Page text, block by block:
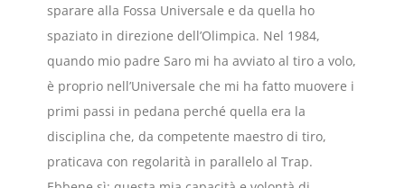
sparare alla Fossa Universale e da quella ho
spaziato in direzione dell’Olimpica. Nel 1984,
quando mio padre Saro mi ha avviato al tiro a volo,
è proprio nell’Universale che mi ha fatto muovere i
primi passi in pedana perché quella era la
disciplina che, da competente maestro di tiro,
praticava con regolarità in parallelo al Trap.